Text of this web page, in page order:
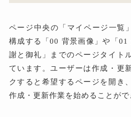
ページ中央の「マイページ一覧
構成する「00 背景画像」や「
謝と御礼」までのページタイト
ています。ユーザーは作成・更
クすると希望するページを開き
作成・更新作業を始めることがで